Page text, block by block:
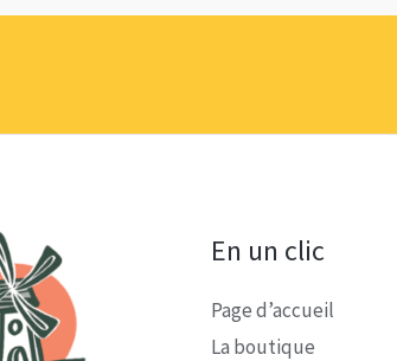
En un clic
Page d’accueil
La boutique